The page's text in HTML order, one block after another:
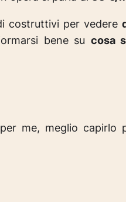
costruttivi per vedere
bene su cosa
me, meglio capirlo